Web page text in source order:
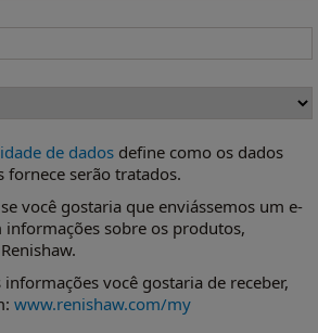
de dados define como os dados
fornece serão tratados.
você gostaria que enviássemos um e-
sobre os produtos,
você gostaria de receber,
www.renishaw.com/my